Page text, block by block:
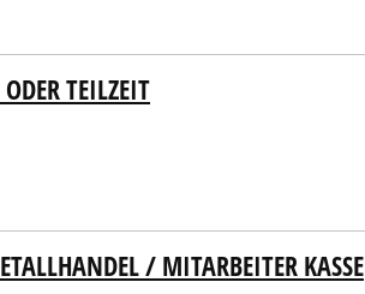
TEILZEIT
/ MITARBEITER KASSE